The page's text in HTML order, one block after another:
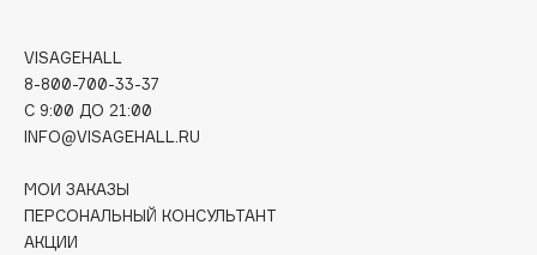
Chupa Chups
Clarette
Clarins
Clive Christian
VISAGEHALL
8-800-700-33-37
C 9:00 ДО 21:00
INFO@VISAGEHALL.RU
МОИ ЗАКАЗЫ
ПЕРСОНАЛЬНЫЙ КОНСУЛЬТАНТ
АКЦИИ